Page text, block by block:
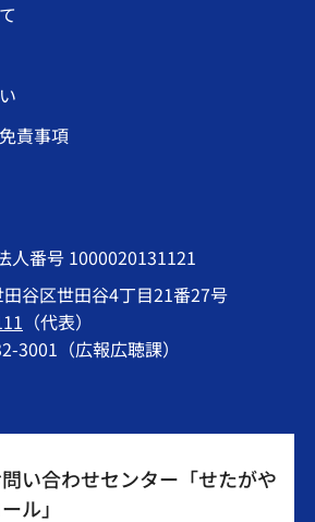
責事項
人番号 1000020131121
谷区世田谷4丁目21番27号
（代表）
3001（広報広聴課）
い合わせセンター「せたがや
ル」